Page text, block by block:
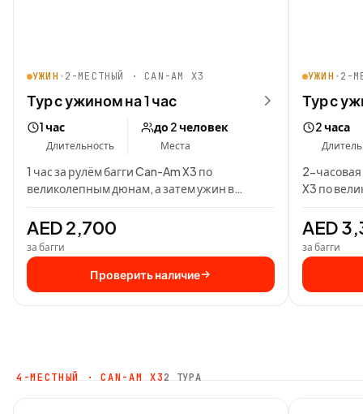
УЖИН •2-МЕСТНЫЙ · CAN-AM X3
Тур с ужином на 1 час
1 час
Длительность
до 2 человек
Места
1 час за рулём багги Can-Am X3 по
великолепным дюнам, а затем ужин в
AED 2,700
за багги
Проверить наличие
УЖИН •2-
Тур с
2 часа
2-часовая
X3 по
AED
за багги
4-МЕСТНЫЙ · CAN-AM X32 ТУРА